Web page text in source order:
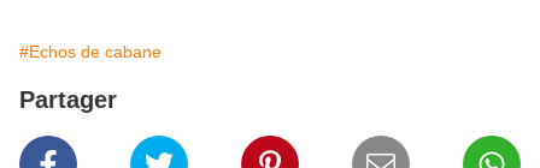
#Echos de cabane
Partager